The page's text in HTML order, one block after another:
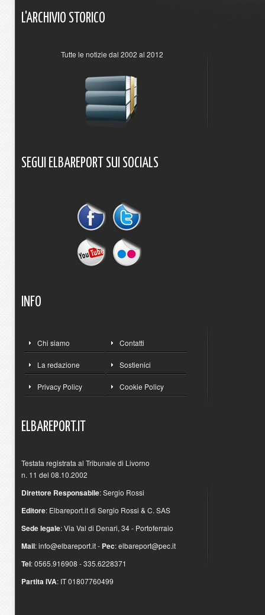
L'ARCHIVIO STORICO
Tutte le notizie dal 2002 al 2012
SEGUI ELBAREPORT SUI SOCIALS
INFO
Chi siamo Contatti
La redazione Sostienici
Privacy Policy Cookie Policy
ELBAREPORT.IT
Testata registrata al Tribunale di Livorno
n. 11 del 08.10.2002
Direttore Responsabile: Sergio Rossi
Editore: Elbareport.it di Sergio Rossi & C. SAS
Sede legale: Via Val di Denari, 34 - Portoferraio
Mail:info@elbareport.it- Pec:elbareport@pec.it
Tel: 0565.916908 - 335.6228371
Partita IVA: IT 01807760499